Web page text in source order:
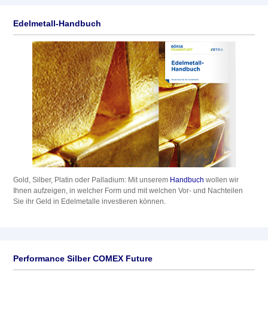
Edelmetall-Handbuch
Gold, Silber, Platin oder Palladium: Mit unserem Handbuch wollen wir
Ihnen aufzeigen, in welcher Form und mit welchen Vor- und Nachteilen
Sie ihr Geld in Edelmetalle investieren können.
Performance Silber COMEX Future